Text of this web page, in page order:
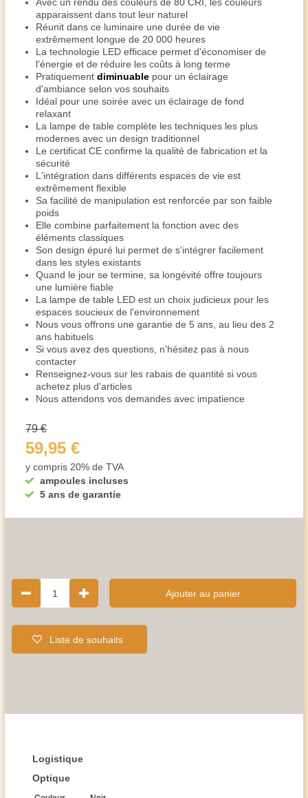
apparaissent dans tout leur naturel
Réunit dans ce luminaire une durée de vie
extrêmement longue de 20 000 heures
La technologie LED efficace permet d'économiser de
l'énergie et de réduire les coûts à long terme
Pratiquement diminuable pour un éclairage
d'ambiance selon vos souhaits
Idéal pour une soirée avec un éclairage de fond
relaxant
La lampe de table complète les techniques les plus
modernes avec un design traditionnel
Le certificat CE confirme la qualité de fabrication et la
sécurité
L'intégration dans différents espaces de vie est
extrêmement flexible
Sa facilité de manipulation est renforcée par son faible
poids
Elle combine parfaitement la fonction avec des
éléments classiques
Son design épuré lui permet de s'intégrer facilement
dans les styles existants
Quand le jour se termine, sa longévité offre toujours
une lumière fiable
La lampe de table LED est un choix judicieux pour les
espaces soucieux de l'environnement
Nous vous offrons une garantie de 5 ans, au lieu des 2
ans habituels
Si vous avez des questions, n'hésitez pas à nous
contacter
Renseignez-vous sur les rabais de quantité si vous
achetez plus d'articles
Nous attendons vos demandes avec impatience
ampoules incluses
5 ans de garantie
79 €
59,95 €
y compris 20% de TVA
1 Ajouter au panier
Liste de souhaits
Logistique
Optique